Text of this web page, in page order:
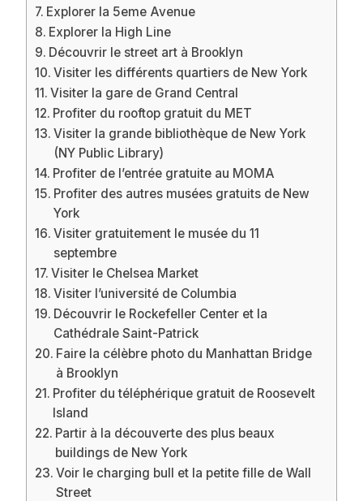
Explorer la 5eme Avenue
Explorer la High Line
Découvrir le street art à Brooklyn
Visiter les différents quartiers de New York
Visiter la gare de Grand Central
Profiter du rooftop gratuit du MET
Visiter la grande bibliothèque de New York
(NY Public Library)
Profiter de l’entrée gratuite au MOMA
Profiter des autres musées gratuits de New
York
Visiter gratuitement le musée du 11
septembre
Visiter le Chelsea Market
Visiter l’université de Columbia
Découvrir le Rockefeller Center et la
Cathédrale Saint-Patrick
Faire la célèbre photo du Manhattan Bridge
à Brooklyn
Profiter du téléphérique gratuit de Roosevelt
Island
Partir à la découverte des plus beaux
buildings de New York
Voir le charging bull et la petite fille de Wall
Street